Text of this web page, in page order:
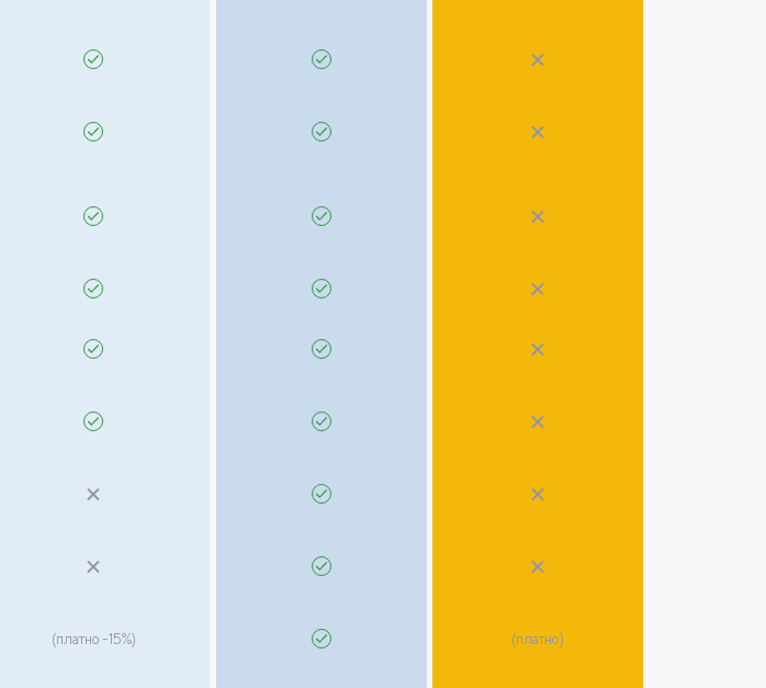
(платно -15%) (платно)